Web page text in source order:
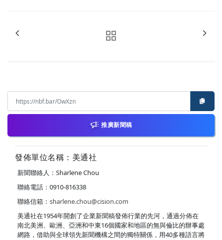
推廣新聞稿
發佈單位名稱：美通社
新聞聯絡人：Sharlene Chou
聯絡電話：0910-816338
聯絡信箱： sharlene.chou@cision.com
美通社在1954年開創了企業新聞稿發佈行業的先河，通過分佈在
南北美洲、歐洲、亞洲和中東16個國家和地區的無與倫比的辦事處
網路，借助與全球領先新聞機構之間的獨特關係，用40多種語言將